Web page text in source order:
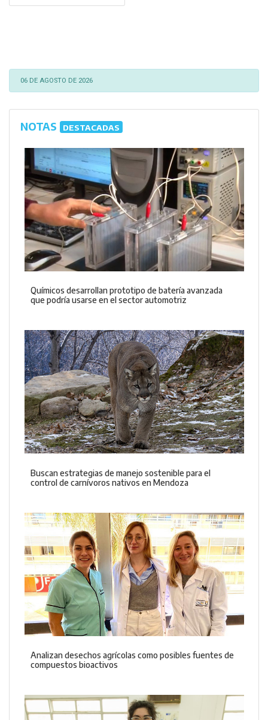
06 DE AGOSTO DE 2026
NOTAS DESTACADAS
Químicos desarrollan prototipo de batería avanzada
que podría usarse en el sector automotriz
Buscan estrategias de manejo sostenible para el
control de carnívoros nativos en Mendoza
Analizan desechos agrícolas como posibles fuentes de
compuestos bioactivos